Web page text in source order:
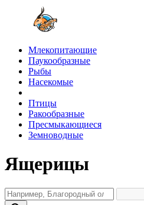
Млекопитающие
Паукообразные
Рыбы
Насекомые
Птицы
Ракообразные
Пресмыкающиеся
Земноводные
Ящерицы